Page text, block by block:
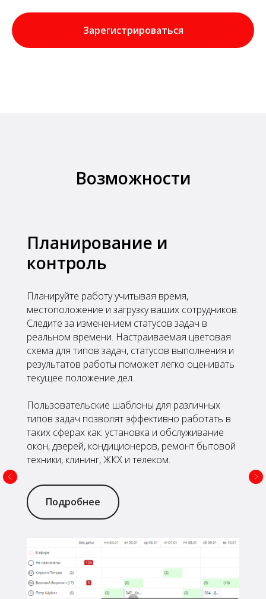
Зарегистрироваться
Возможности
Планирование и
контроль
Планируйте работу учитывая время,
местоположение и загрузку ваших сотрудников.
Следите за изменением статусов задач в
реальном времени. Настраиваемая цветовая
схема для типов задач, статусов выполнения и
результатов работы поможет легко оценивать
текущее положение дел.
Пользовательские шаблоны для различных
типов задач позволят эффективно работать в
таких сферах как: установка и обслуживание
окон, дверей, кондиционеров, ремонт бытовой
техники, клининг, ЖКХ и телеком.
Подробнее